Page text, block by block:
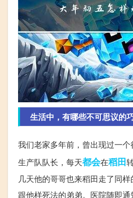
生活中，有哪些不可思议的
我们老家多年前，曾出现过一
生产队队长，每天都会在稻田
几天他的哥哥也来稻田走了同
跟他样死法的弟弟。医院随即